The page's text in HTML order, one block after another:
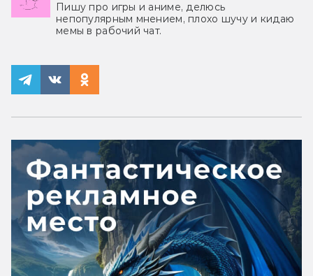
Пишу про игры и аниме, делюсь
непопулярным мнением, плохо шучу и кидаю
мемы в рабочий чат.